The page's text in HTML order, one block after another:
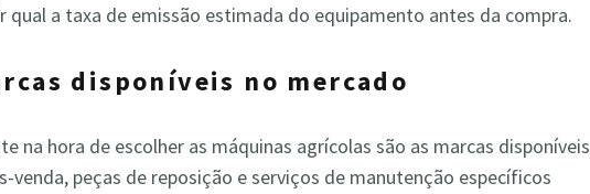
a taxa de emissão estimada do equipamento antes da compra.
disponíveis no mercado
na hora de escolher as máquinas agrícolas são as marcas disponíveis
venda, peças de reposição e serviços de manutenção específicos